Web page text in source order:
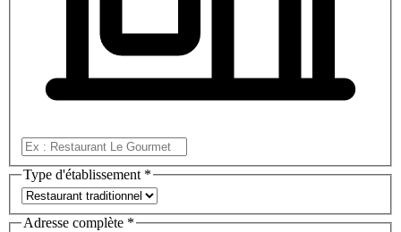
Type d'établissement *
Adresse complète *